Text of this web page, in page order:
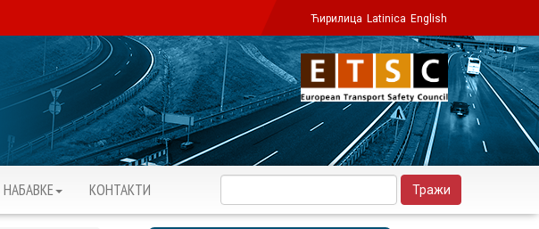
Ћирилица Latinica English
НАБАВКЕ КОНТАКТИ